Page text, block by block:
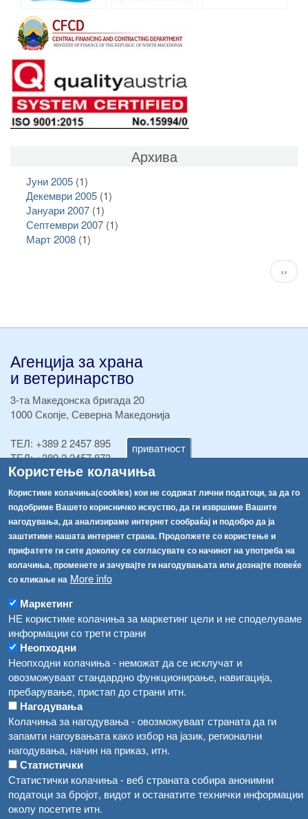
приватност
Користење колачиња
Користиме колачиња(cookies) кои не содржат лични податоци, за да го
подобриме Вашето корисничко искуство, да ги извршиме Вашите
нагодувања, да анализираме интернет сообраќај и подобро да ја
заштитиме нашата интернет страна. Продолжете со користење и
прифатете ги сите доколку се согласувате со начинот на употреба на
колачиња, променете и зачувајте ги нагодувањата или дознајте повеќе
со кликање на More info
Маркетинг
НЕ користиме колачиња за маркетинг цели и не споделуваме
информации со трети страни
Неопходни
Неопходни колачиња - неможат да се исклучат и
овозможуваат стандардно функционирање, навигација,
пребарување, пристап до страни итн.
Нагодувања
Колачиња за нагодувања - овозможуваат страната да ги
запамти нагоувањата како избор на јазик, регионални
нагодувања, начин на приказ, итн.
Статистички
Статистички колачиња - веб страната собира анонимни
податоци за бројот, видот и останатите технички информации
околу посетите итн.
Архива
Јуни 2005(1)
Декември 2005(1)
Јануари 2007(1)
Септември 2007(1)
Март 2008(1)
››
Агенција за храна
и ветеринарство
3-та Македонска бригада 20
1000 Скопје, Северна Македонија
ТЕЛ: +389 2 2457 895
ТЕЛ:+389 2 2457 873
Факс:+389 2 2457 893
Факс:
+389 2 2457 871
info@fva.gov.mk
[АХВ-претходна страна]
Соопштенија
Република Бугарија ги засили официјалните контроли при увоз на свежо овошје и зеленчук
Водата во Гостивар може да се користи како техничка, продолжува испораката на флаширана вода
Во Гостивар спроведени 70 вонредни контроли
Забраната за водата во Гостивар останува на сила, операторите да користат само технички безбедна вода
Навигација
Архива
Обрасци
Забрани
Огласи